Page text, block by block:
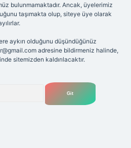
bulunmamaktadır. Ancak, üyelerimiz
taşımakta olup, siteye üye olarak
aykırı olduğunu düşündüğünüz
adresine bildirmeniz halinde,
sitemizden kaldırılacaktır.